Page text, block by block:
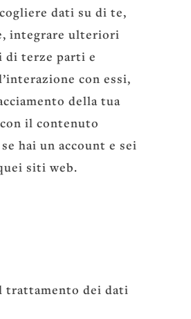
dati su di te,
integrare ulteriori
di terze parti e
con essi,
della tua
il contenuto
hai un account e sei
siti web.
trattamento dei dati